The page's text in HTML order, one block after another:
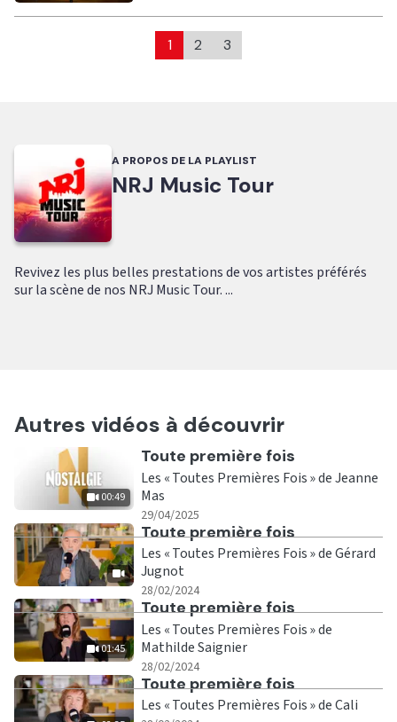
1 2 3
A PROPOS DE LA PLAYLIST
NRJ Music Tour
Revivez les plus belles prestations de vos artistes préférés
sur la scène de nos NRJ Music Tour. ...
Autres vidéos à découvrir
00:49
Ecouter
Toute première fois
Les « Toutes Premières Fois » de Jeanne
Mas
29/04/2025
Ecouter
Toute première fois
Les « Toutes Premières Fois » de Gérard
Jugnot
28/02/2024
01:45
Ecouter
Toute première fois
Les « Toutes Premières Fois » de
Mathilde Saignier
28/02/2024
Ecouter
Toute première fois
Les « Toutes Premières Fois » de Cali